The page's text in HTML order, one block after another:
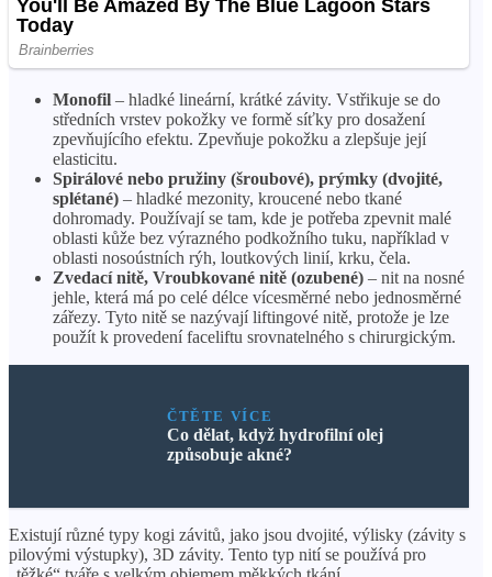
Monofil – hladké lineární, krátké závity. Vstřikuje se do
středních vrstev pokožky ve formě síťky pro dosažení
zpevňujícího efektu. Zpevňuje pokožku a zlepšuje její
elasticitu.
Spirálové nebo pružiny (šroubové), prýmky (dvojité,
splétané) – hladké mezonity, kroucené nebo tkané
dohromady. Používají se tam, kde je potřeba zpevnit malé
oblasti kůže bez výrazného podkožního tuku, například v
oblasti nosoústních rýh, loutkových linií, krku, čela.
Zvedací nitě, Vroubkované nitě (ozubené) – nit na nosné
jehle, která má po celé délce vícesměrné nebo jednosměrné
zářezy. Tyto nitě se nazývají liftingové nitě, protože je lze
použít k provedení faceliftu srovnatelného s chirurgickým.
ČTĚTE VÍCE
Co dělat, když hydrofilní olej
způsobuje akné?
Existují různé typy kogi závitů, jako jsou dvojité, výlisky (závity s
pilovými výstupky), 3D závity. Tento typ nití se používá pro